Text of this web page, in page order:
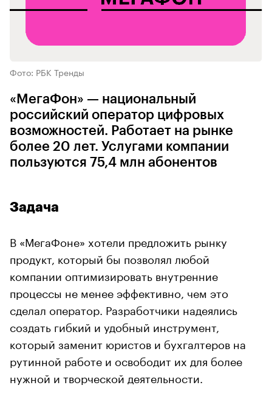
Фото: РБК Тренды
«МегаФон» — национальный
российский оператор цифровых
возможностей. Работает на рынке
более 20 лет. Услугами компании
пользуются 75,4 млн абонентов
Задача
В «МегаФоне» хотели предложить рынку
продукт, который бы позволял любой
компании оптимизировать внутренние
процессы не менее эффективно, чем это
сделал оператор. Разработчики надеялись
создать гибкий и удобный инструмент,
который заменит юристов и бухгалтеров на
рутинной работе и освободит их для более
нужной и творческой деятельности.